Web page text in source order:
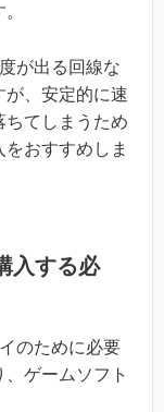
が出る回線な
が、安定的に速
ちてしまうため
おすすめしま
入する必
のために必要
ゲームソフト